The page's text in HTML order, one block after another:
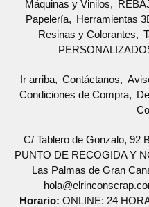
Máquinas y Vinilos
Papelería
Herramientas
Resinas y Colorantes
Ir arriba Contáctanos
Condiciones de Compra
C/ Tablero de Gonzalo, 92
PUNTO DE RECOGIDA Y
Las Palmas de Gran
Horario: ONLINE: 24